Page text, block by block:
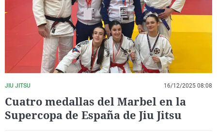
La rosa de los vientos
Gente viajera
Como el perro y el
Caso
Retornados
Equipo de
Operación Viuda
Extremadura
Galicia
La Rioja
Navarra
País Vasco
Virales
Televisión
Elecciones
JIU JITSU 16/12/2025 08:08
Cuatro medallas del Marbel en la
Supercopa de España de Jiu Jitsu